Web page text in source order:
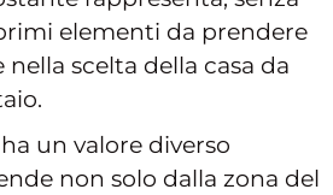
elementi da prendere
scelta della casa da
un valore diverso
non solo dalla zona del